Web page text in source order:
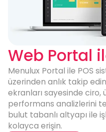
Web Portal
Menulux Portal ile POS
üzerinden anlık takip
ekranları sayesinde ciro,
performans analizlerini
bulut tabanlı altyapı ile
kolayca erişin.